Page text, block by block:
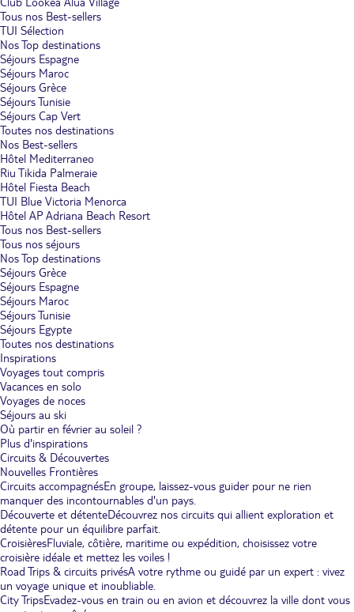
Tous nos Best-sellers
TUI Sélection
Nos Top destinations
Séjours Espagne
Séjours Maroc
Séjours Grèce
Séjours Tunisie
Séjours Cap Vert
Toutes nos destinations
Nos Best-sellers
Hôtel Mediterraneo
Riu Tikida Palmeraie
Hôtel Fiesta Beach
TUI Blue Victoria Menorca
Hôtel AP Adriana Beach Resort
Tous nos Best-sellers
Tous nos séjours
Nos Top destinations
Séjours Grèce
Séjours Espagne
Séjours Maroc
Séjours Tunisie
Séjours Egypte
Toutes nos destinations
Inspirations
Voyages tout compris
Vacances en solo
Voyages de noces
Séjours au ski
Où partir en février au soleil ?
Plus d'inspirations
Circuits & Découvertes
Nouvelles Frontières
Circuits accompagnésEn groupe, laissez-vous guider pour ne rien
manquer des incontournables d'un pays.
Découverte et détenteDécouvrez nos circuits qui allient exploration et
détente pour un équilibre parfait.
CroisièresFluviale, côtière, maritime ou expédition, choisissez votre
croisière idéale et mettez les voiles !
Road Trips & circuits privésA votre rythme ou guidé par un expert : vivez
un voyage unique et inoubliable.
City TripsEvadez-vous en train ou en avion et découvrez la ville dont vous